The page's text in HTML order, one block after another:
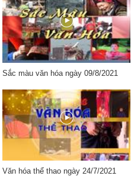
Sắc màu văn hóa ngày 09/8/2021
Văn hóa thể thao ngày 24/7/2021